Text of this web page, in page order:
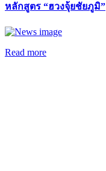
หลักสูตร “ฮวงจุ้ยชัยภูมิ”
Read more